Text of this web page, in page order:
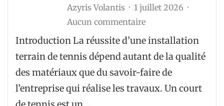
Azyris Volantis
1 juillet 2026
Aucun commentairesur
Comment
choisir
bon
professionnel
Introduction La réussite d’une installation
terrain de tennis dépend autant de la qualité
des matériaux que du savoir-faire de
l’entreprise qui réalise les travaux. Un court